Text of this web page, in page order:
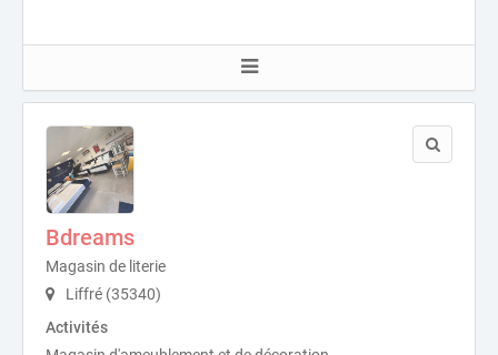
Bdreams
Magasin de literie
Liffré (35340)
Activités